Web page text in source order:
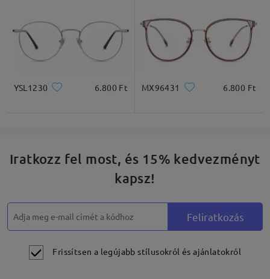
* Csak tájékoztató jellegű
YSL1230 6.800 Ft MX96431 6.800 Ft
Iratkozz fel most, és 15% kedvezményt
kapsz!
Feliratkozás
Frissítsen a legújabb stílusokról és ajánlatokról